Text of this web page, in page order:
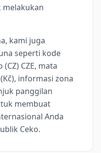
melakukan
kami juga
seperti kode
CZE, mata
informasi zona
panggilan
membuat
Anda
Ceko.